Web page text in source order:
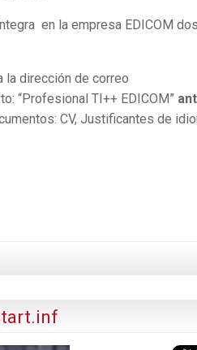
en la empresa EDICOM
la dirección de correo
“Profesional TI++ EDICOM”
CV, Justificantes de